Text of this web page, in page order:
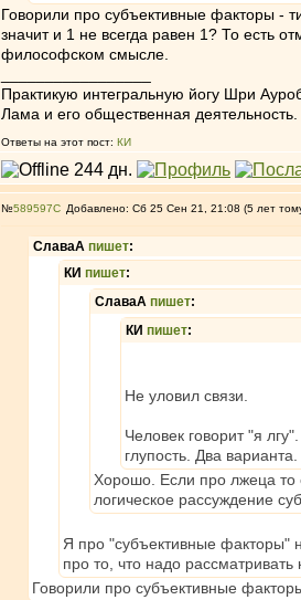
Говорили про субъективные факторы -
значит и 1 не всегда равен 1? То есть
философском смысле.
Практикую интегральную йогу Шри
Лама и его общественная деятельность.
Ответы на этот пост: КИ
№589597 Добавлено: Сб 25 Сен 21, 21:08 (5 лет
СлаваА пишет:
КИ пишет:
СлаваА пишет:
КИ пишет:
Не уловил связи.
Человек говорит "я
глупость. Два
Хорошо. Если про лжеца то
логическое рассуждение
Я про "субъективные факторы"
про то, что надо
Говорили про субъективные